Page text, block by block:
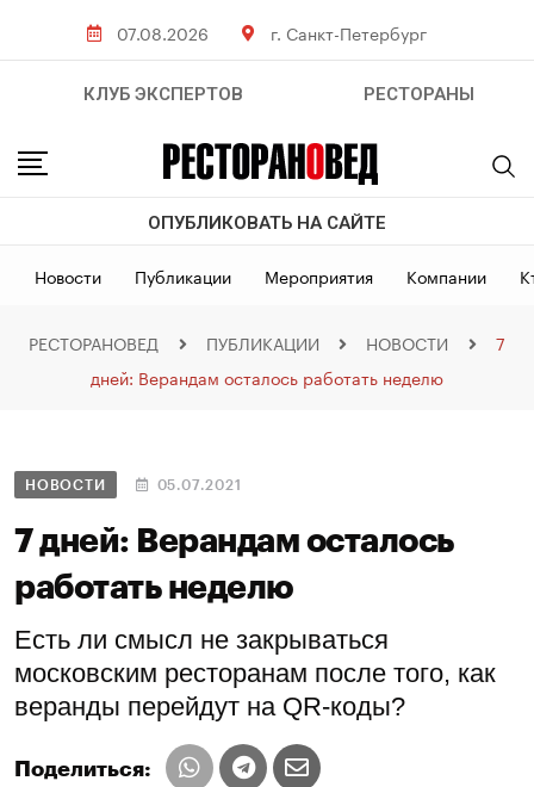
07.08.2026 г. Санкт-Петербург
КЛУБ ЭКСПЕРТОВ РЕСТОРАНЫ
ОПУБЛИКОВАТЬ НА САЙТЕ
Новости Публикации Мероприятия Компании
РЕСТОРАНОВЕД ПУБЛИКАЦИИ НОВОСТИ
7
дней: Верандам осталось работать неделю
НОВОСТИ 05.07.2021
7 дней: Верандам осталось
работать неделю
Есть ли смысл не закрываться
московским ресторанам после того, как
веранды перейдут на QR-коды?
Поделиться: